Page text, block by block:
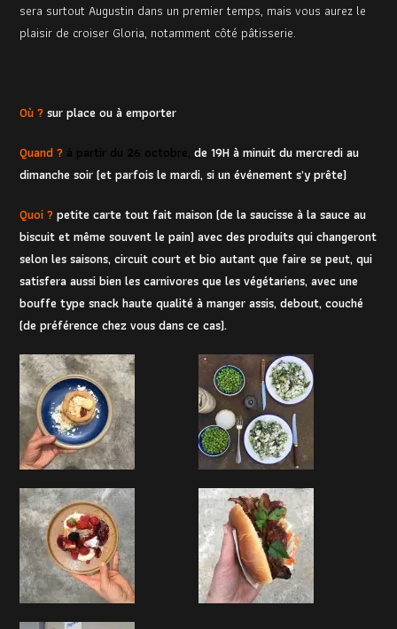
sera surtout Augustin dans un premier temps, mais vous aurez le
plaisir de croiser Gloria, notamment côté pâtisserie.
Où ?sur place ou à emporter
Quand ? à partir du 26 octobre, de 19H à minuit du mercredi au
dimanche soir (et parfois le mardi, si un événement s’y prête)
Quoi ?petite carte tout fait maison (de la saucisse à la sauce au
biscuit et même souvent le pain) avec des produits qui changeront
selon les saisons, circuit court et bio autant que faire se peut, qui
satisfera aussi bien les carnivores que les végétariens, avec une
bouffe type snack haute qualité à manger assis, debout, couché
(de préférence chez vous dans ce cas).